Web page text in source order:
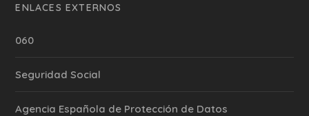
ENLACES EXTERNOS
060
Seguridad Social
Agencia Española de Protección de Datos